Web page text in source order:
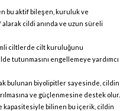
bu aktif bileşen, kuruluk ve
alarak cildi anında ve uzun süreli
ciltlerde cilt kuruluğunu
tutunmasını engellemeye yardımcı
bulunan biyolipitler sayesinde, cildin
ve güçlenmesine destek olur.
kapasitesiyle bilinen bu içerik, cildin